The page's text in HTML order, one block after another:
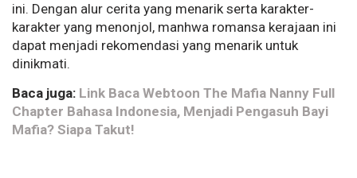
ini. Dengan alur cerita yang menarik serta karakter-
karakter yang menonjol, manhwa romansa kerajaan ini
dapat menjadi rekomendasi yang menarik untuk
dinikmati.
Baca juga: Link Baca Webtoon The Mafia Nanny Full
Chapter Bahasa Indonesia, Menjadi Pengasuh Bayi
Mafia? Siapa Takut!